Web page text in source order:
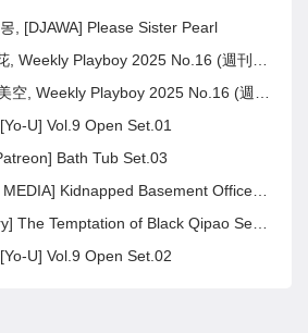
, [DJAWA] Please Sister Pearl
Playboy 2025 No.16 (週刊プレイボーイ 2025年16号)
Playboy 2025 No.16 (週刊プレイボーイ 2025年16号)
U] Vol.9 Open Set.01
Bath Tub Set.03
Kidnapped Basement Office Girl Set.02
The Temptation of Black Qipao Set.02
U] Vol.9 Open Set.02